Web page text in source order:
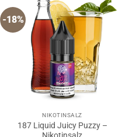
-18%
NIKOTINSALZ
187 Liquid Juicy Puzzy –
Nikotinsalz